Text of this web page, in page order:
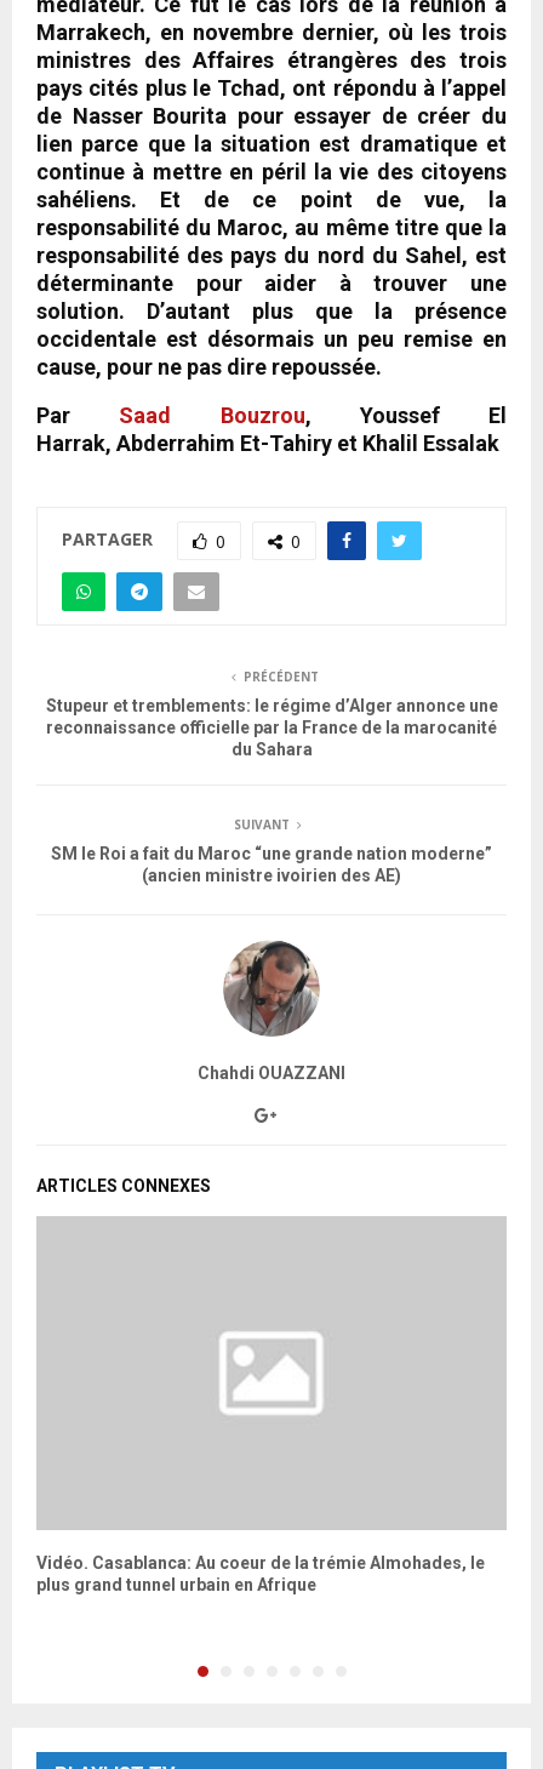
Marrakech, en novembre dernier, où les trois
ministres des Affaires étrangères des trois
pays cités plus le Tchad, ont répondu à l’appel
de Nasser Bourita pour essayer de créer du
lien parce que la situation est dramatique et
continue à mettre en péril la vie des citoyens
sahéliens. Et de ce point de vue, la
responsabilité du Maroc, au même titre que la
responsabilité des pays du nord du Sahel, est
déterminante pour aider à trouver une
solution. D’autant plus que la présence
occidentale est désormais un peu remise en
cause, pour ne pas dire repoussée.
Par
Saad Bouzrou, Youssef El
Harrak, Abderrahim Et-Tahiry et Khalil Essalak
PARTAGER 0 0
PRÉCÉDENT
Stupeur et tremblements: le régime d’Alger annonce une
reconnaissance officielle par la France de la marocanité
du Sahara
SUIVANT
SM le Roi a fait du Maroc “une grande nation moderne”
(ancien ministre ivoirien des AE)
Chahdi OUAZZANI
ARTICLES CONNEXES
Vidéo. Casablanca: Au coeur de la trémie Almohades, le
plus grand tunnel urbain en Afrique